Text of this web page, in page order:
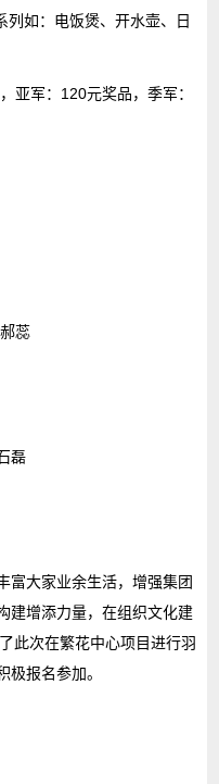
如：电饭煲、开水壶、日
亚军：120元奖品，季军：
蕊
磊
富大家业余生活，增强集团
建增添力量，在组织文化建
此次在繁花中心项目进行羽
极报名参加。